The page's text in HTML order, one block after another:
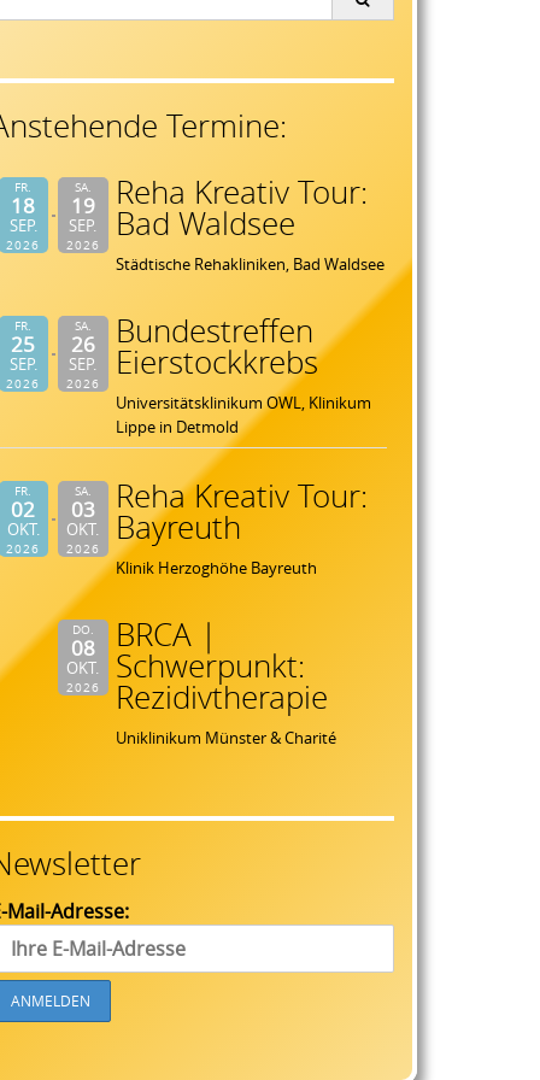
Termine:
FR.
18
SEP.
2026
SA.
19
SEP.
2026
Reha Kreativ Tour:
Bad Waldsee
Städtische Rehakliniken, Bad Waldsee
FR.
25
SEP.
2026
SA.
26
SEP.
2026
Bundestreffen
Eierstockkrebs
Universitätsklinikum OWL, Klinikum
Lippe in Detmold
FR.
02
OKT.
2026
SA.
03
OKT.
2026
Reha Kreativ Tour:
Bayreuth
Klinik Herzoghöhe Bayreuth
DO.
08
OKT.
2026
BRCA |
Schwerpunkt:
Rezidivtherapie
Uniklinikum Münster & Charité
Mail-Adresse: